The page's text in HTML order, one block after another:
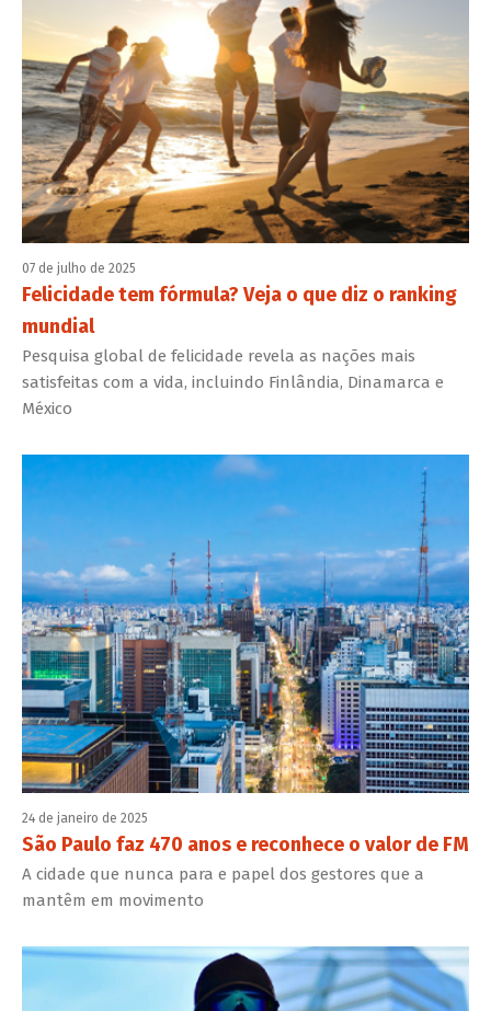
07 de julho de 2025
Felicidade tem fórmula? Veja o que diz o ranking
mundial
Pesquisa global de felicidade revela as nações mais
satisfeitas com a vida, incluindo Finlândia, Dinamarca e
México
24 de janeiro de 2025
São Paulo faz 470 anos e reconhece o valor de FM
A cidade que nunca para e papel dos gestores que a
mantêm em movimento